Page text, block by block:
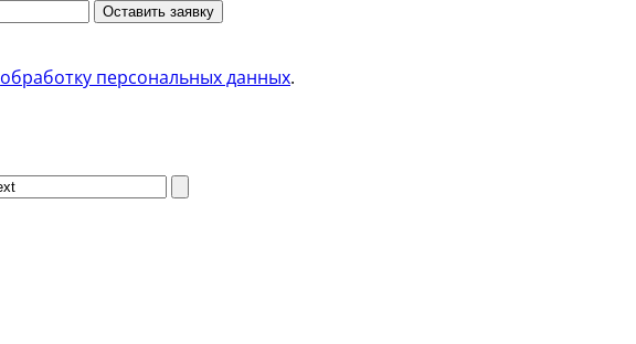
Оставить заявку
обработку персональных данных.